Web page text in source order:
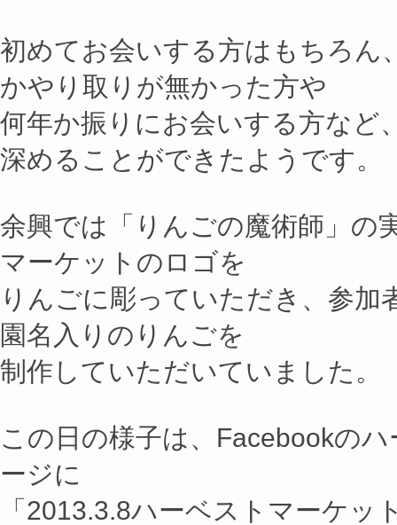
初めてお会いする方はもちろん
かやり取りが無かった方や
何年か振りにお会いする方など
深めることができたようです。
余興では「りんごの魔術師」の
マーケットのロゴを
りんごに彫っていただき、参加
園名入りのりんごを
制作していただいていました。
この日の様子は、Facebookの
ージに
「2013.3.8ハーベストマーケッ